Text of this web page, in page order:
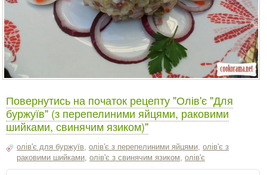
Повернутись на початок рецепту "Олів'є "Для
буржуїв" (з перепелиними яйцями, раковими
шийками, свинячим язиком)"
олів'є для буржуїв олів'є з перепелиними яйцями олів'є з
раковими шийками олів'є з свинячим язиком олів'є